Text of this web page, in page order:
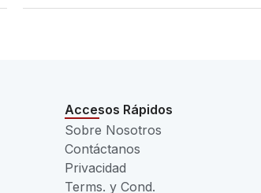
Accesos Rápidos
Sobre Nosotros
Contáctanos
Privacidad
Terms. y Cond.